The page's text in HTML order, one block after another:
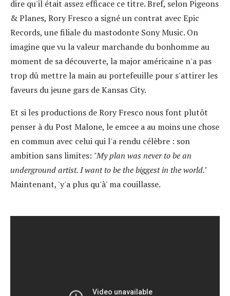
dire qu'il était assez efficace ce titre. Bref, selon Pigeons
& Planes, Rory Fresco a signé un contrat avec Epic
Records, une filiale du mastodonte Sony Music. On
imagine que vu la valeur marchande du bonhomme au
moment de sa découverte, la major américaine n'a pas
trop dû mettre la main au portefeuille pour s'attirer les
faveurs du jeune gars de Kansas City.
Et si les productions de Rory Fresco nous font plutôt
penser à du Post Malone, le emcee a au moins une chose
en commun avec celui qui l'a rendu célèbre : son
ambition sans limites: "My plan was never to be an
underground artist. I want to be the biggest in the world."
Maintenant, 'y'a plus qu'à' ma couillasse.